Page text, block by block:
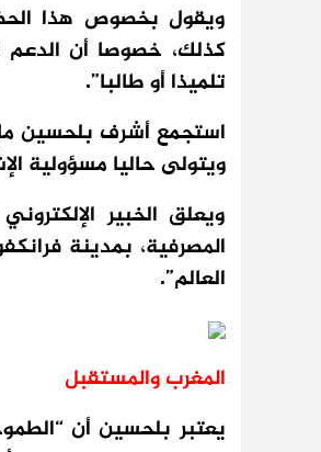
ويقول بخصوص هذا
كذلك، خصوصا أن الدعم
تلميذا أو طالبا”.
ويتولى حاليا مسؤولية
ويعلق الخبير
المصرفية، بمدينة
العالم”.
المغرب والمستقبل
يعتبر بلحسين أن